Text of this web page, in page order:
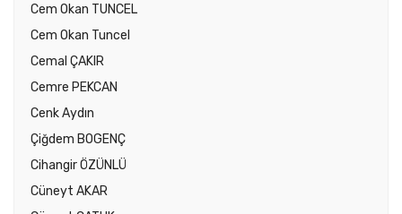
Cem Okan TUNCEL
Cem Okan Tuncel
Cemal ÇAKIR
Cemre PEKCAN
Cenk Aydın
Çiğdem BOGENÇ
Cihangir ÖZÜNLÜ
Cüneyt AKAR